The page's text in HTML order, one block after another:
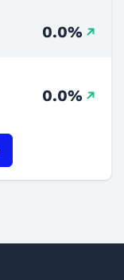
0.0%
0.0%